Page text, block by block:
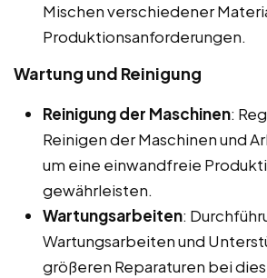
Mischen verschiedener
Produktionsanforderungen.
Wartung und Reinigung
Reinigung der Maschinen:
Reinigen der Maschinen und
um eine einwandfreie
gewährleisten.
Wartungsarbeiten:
Wartungsarbeiten und
größeren Reparaturen bei